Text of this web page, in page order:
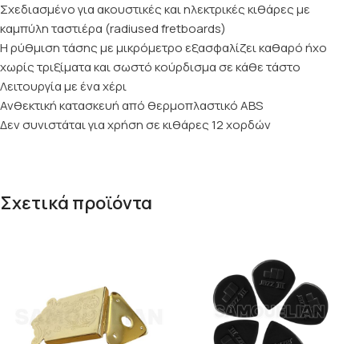
Σχεδιασμένο για ακουστικές και ηλεκτρικές κιθάρες με
καμπύλη ταστιέρα (radiused fretboards)
Η ρύθμιση τάσης με μικρόμετρο εξασφαλίζει καθαρό ήχο
χωρίς τριξίματα και σωστό κούρδισμα σε κάθε τάστο
Λειτουργία με ένα χέρι
Ανθεκτική κατασκευή από θερμοπλαστικό ABS
Δεν συνιστάται για χρήση σε κιθάρες 12 χορδών
Σχετικά προϊόντα